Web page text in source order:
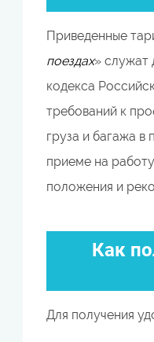
Приведенные
поездах» служат
кодекса
требований к
груза и багажа в
приеме на
положения и
Как
Для получения